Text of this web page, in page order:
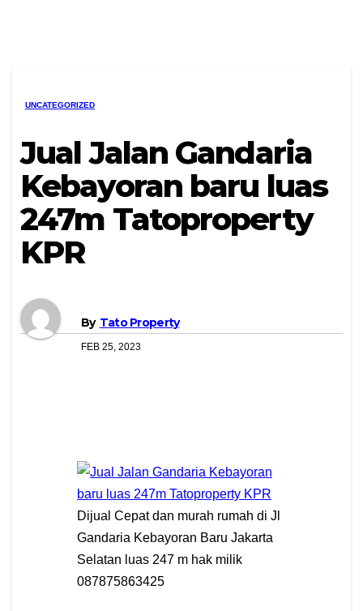
UNCATEGORIZED
Jual Jalan Gandaria
Kebayoran baru luas
247m Tatoproperty
KPR
By Tato Property
FEB 25, 2023
Dijual Cepat dan murah rumah di Jl
Gandaria Kebayoran Baru Jakarta
Selatan luas 247 m hak milik
087875863425